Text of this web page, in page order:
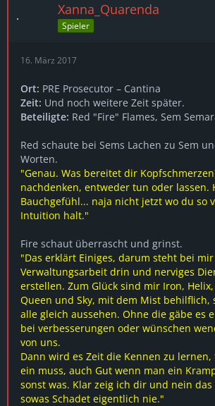
Xanna_Quarenda
Spieler
16. März 2017
Ort: PRE Prosecutor – Cantina
Zeit: Und noch weitere Zeit später.
Beteiligte: Red "Fire" Flames, Sem
Red schaute bei Sems Lachen zu Sem
Worten.
"Genau. Was bereitet dir
nachdenken, entweder tun oder lassen.
Bauchgefühl... naja nicht jetzt wo du so
Intuition halt."
Fire schaut überrascht und grinst.
"Das erklärt Einiges, darum steht bei
Verwaltungsarbeit drin und nerviges
erstellen. Zum Glück sind mir Iron, Helix,
Queen und Sky, mit dem Mist behilflich,
alle gleich aussehen. Ohne die gäbe es
bei verbesserungen oder wünschen
von uns.
Dann wird es Zeit die Kennen zu
ein muss, auch Gut wenn man ein
sonst was. Klar zeig ich dir und nein
sowas Schadet eigentlich nie."